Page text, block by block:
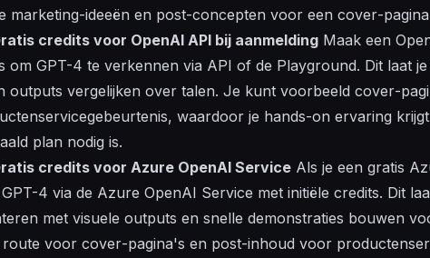
marketing-ideeën en post-concepten voor een cover-
credits voor OpenAI API bij aanmelding Maak een
om GPT-4 te verkennen via API of de Playground. Dit laat
outputs vergelijken over talen. Je kunt voorbeeld cover-
waardoor je hands-on ervaring
plan nodig is.
credits voor Azure OpenAI Service Als je een gratis
4 via de Azure OpenAI Service met initiële credits. Dit
met visuele outputs en snelle demonstraties bouwen
route voor cover-pagina's en post-inhoud voor